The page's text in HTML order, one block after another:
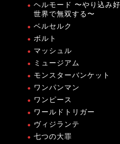
ヘルモード 〜やり込み
世界で無双する〜
ベルセルク
ボルト
マッシュル
ミュージアム
モンスターバンケット
ワンパンマン
ワンピース
ワールドトリガー
ヴィジランテ
七つの大罪